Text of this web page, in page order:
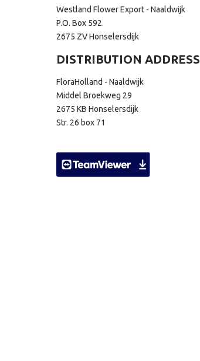
Westland Flower Export - Naaldwijk
P.O. Box 592
2675 ZV Honselersdijk
DISTRIBUTION ADDRESS
FloraHolland - Naaldwijk
Middel Broekweg 29
2675 KB Honselersdijk
Str. 26 box 71